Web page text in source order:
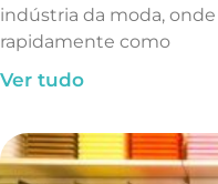
indústria da moda,
rapidamente como
Ver tudo